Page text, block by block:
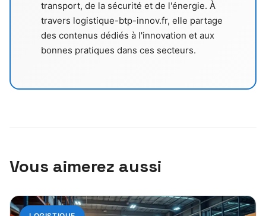
transport, de la sécurité et de l'énergie. À
travers logistique-btp-innov.fr, elle partage
des contenus dédiés à l'innovation et aux
bonnes pratiques dans ces secteurs.
Vous aimerez aussi